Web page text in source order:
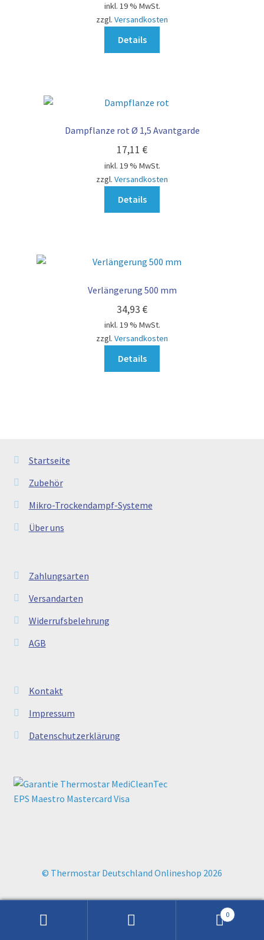
inkl. 19 % MwSt.
zzgl. Versandkosten
Details
Dampflanze rot Ø 1,5 Avantgarde
17,11 €
inkl. 19 % MwSt.
zzgl. Versandkosten
Details
Verlängerung 500 mm
34,93 €
inkl. 19 % MwSt.
zzgl. Versandkosten
Details
Startseite
Zubehör
Mikro-Trockendampf-Systeme
Über uns
Zahlungsarten
Versandarten
Widerrufsbelehrung
AGB
Kontakt
Impressum
Datenschutzerklärung
© Thermostar Deutschland Onlineshop 2026
0